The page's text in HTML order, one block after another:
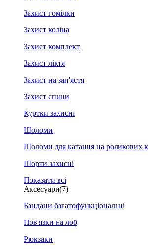
Захист гомілки
Захист коліна
Захист комплект
Захист ліктя
Захист на зап'ястя
Захист спини
Куртки захисні
Шоломи
Шоломи для катання на роликових
Шорти захисні
Показати всі
Аксесуари(7)
Бандани багатофункціональні
Пов'язки на лоб
Рюкзаки